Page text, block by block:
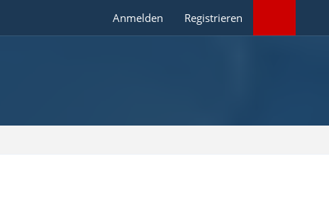
Anmelden Registrieren